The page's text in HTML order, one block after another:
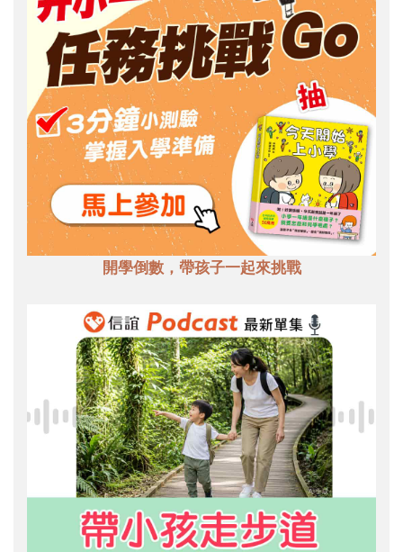
開學倒數，帶孩子一起來挑戰